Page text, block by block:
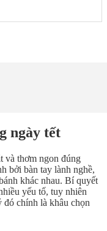
ngày tết
và thơm ngon đúng
bởi bàn tay lành nghề,
khác nhau. Bí quyết
yếu tố, tuy nhiên
đó chính là khâu chọn